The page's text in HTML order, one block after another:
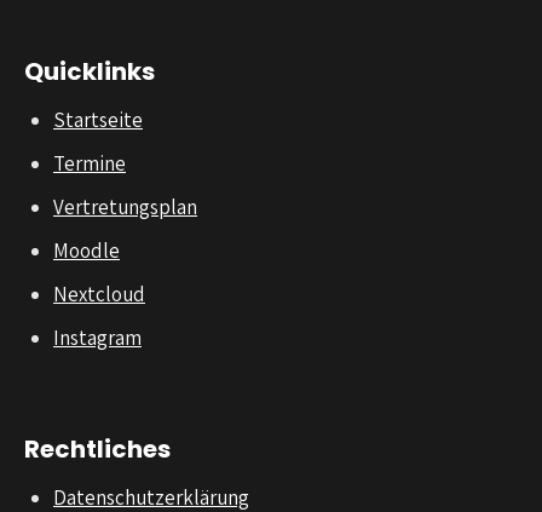
Quicklinks
Startseite
Termine
Vertretungsplan
Moodle
Nextcloud
Instagram
Rechtliches
Datenschutzerklärung